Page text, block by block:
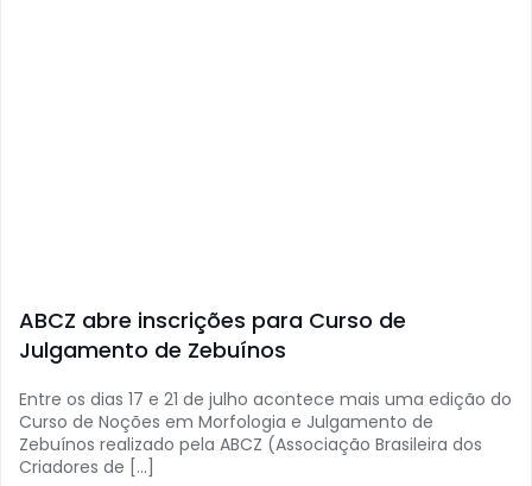
ABCZ abre inscrições para Curso de
Julgamento de Zebuínos
Entre os dias 17 e 21 de julho acontece mais uma edição do
Curso de Noções em Morfologia e Julgamento de
Zebuínos realizado pela ABCZ (Associação Brasileira dos
Criadores de […]